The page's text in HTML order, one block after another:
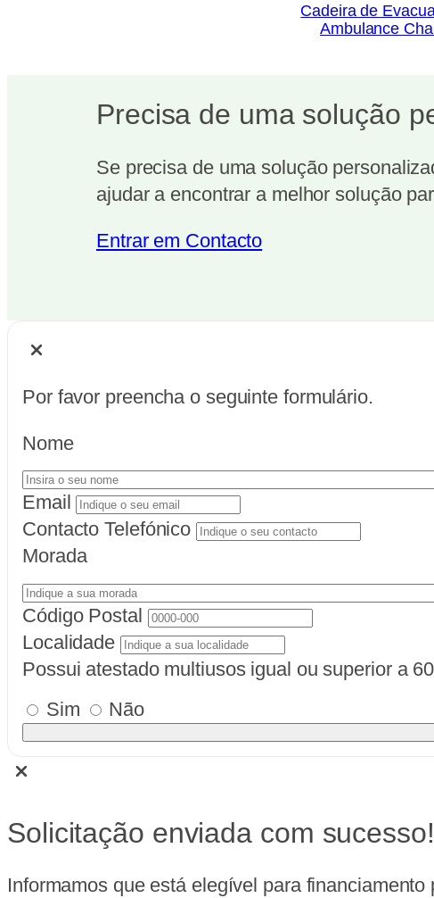
Cadeira de
Ambulance
Precisa de uma solução
Se precisa de uma solução
ajudar a encontrar a melhor solução
Entrar em Contacto
Por favor preencha o seguinte formulário.
Nome
Email
Contacto Telefónico
Morada
Código Postal
Localidade
Possui atestado multiusos igual ou superior a
Sim
Não
Solicitação enviada com sucesso!
Informamos que está elegível para financiamento